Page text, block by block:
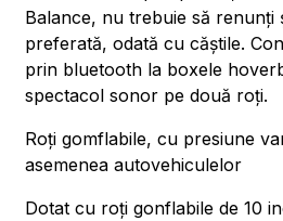
Balance, nu trebuie să renunți
preferată, odată cu căștile.
prin bluetooth la boxele
spectacol sonor pe două roți.
Roți gomflabile, cu presiune
asemenea autovehiculelor
Dotat cu roți gonflabile de 10